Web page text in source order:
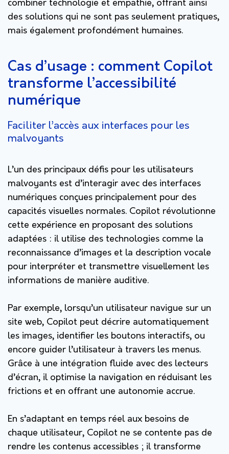
combiner technologie et empathie, offrant ainsi
des solutions qui ne sont pas seulement pratiques,
mais également profondément humaines.
Cas d’usage : comment Copilot
transforme l’accessibilité
numérique
Faciliter l’accès aux interfaces pour les
malvoyants
L’un des principaux défis pour les utilisateurs
malvoyants est d’interagir avec des interfaces
numériques conçues principalement pour des
capacités visuelles normales. Copilot révolutionne
cette expérience en proposant des solutions
adaptées : il utilise des technologies comme la
reconnaissance d’images et la description vocale
pour interpréter et transmettre visuellement les
informations de manière auditive.
Par exemple, lorsqu’un utilisateur navigue sur un
site web, Copilot peut décrire automatiquement
les images, identifier les boutons interactifs, ou
encore guider l’utilisateur à travers les menus.
Grâce à une intégration fluide avec des lecteurs
d’écran, il optimise la navigation en réduisant les
frictions et en offrant une autonomie accrue.
En s’adaptant en temps réel aux besoins de
chaque utilisateur, Copilot ne se contente pas de
rendre les contenus accessibles ; il transforme